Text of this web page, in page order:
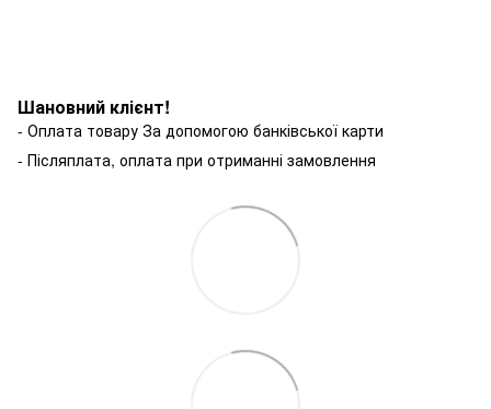
Шановний клієнт!
- Оплата товару За допомогою банківської карти
- Післяплата, оплата при отриманні замовлення